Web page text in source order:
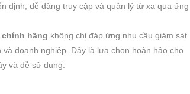
định, dễ dàng truy cập và quản lý từ xa qua ứng
chính hãng không chỉ đáp ứng nhu cầu giám sát
doanh nghiệp. Đây là lựa chọn hoàn hảo cho
và dễ sử dụng.